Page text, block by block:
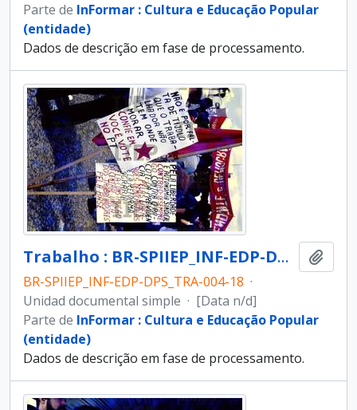
Parte de InFormar : Cultura e Educação Popular
(entidade)
Dados de descrição em fase de processamento.
Trabalho : BR-SPIIEP_INF-EDP-DPS_TRA-004-18 [diapositivo]
BR-SPIIEP_INF-EDP-DPS_TRA-004-18 ·
Unidad documental simple · [Data n/d]
Parte de InFormar : Cultura e Educação Popular
(entidade)
Dados de descrição em fase de processamento.